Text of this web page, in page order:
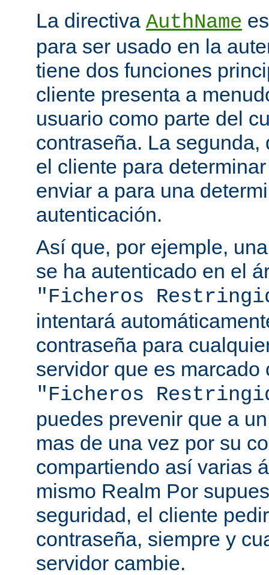
La directiva AuthName
para ser usado en la
tiene dos funciones
cliente presenta a
usuario como parte del
contraseña. La
el cliente para
enviar a para una
autenticación.
Así que, por ejemple,
se ha autenticado en el
"Ficheros
intentará
contraseña para
servidor que es marcado
"Ficheros
puedes prevenir que a
mas de una vez por su
compartiendo así varias
mismo Realm Por
seguridad, el cliente
contraseña, siempre y
servidor cambie.